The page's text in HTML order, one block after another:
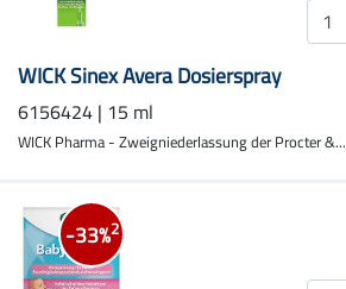
WICK Sinex Avera Dosierspray
6156424 | 15 ml
WICK Pharma - Zweigniederlassung der Procter &...
-33%2